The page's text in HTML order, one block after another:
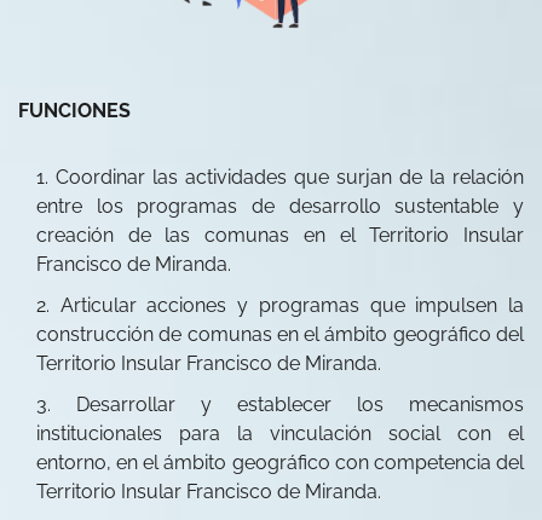
FUNCIONES
Coordinar las actividades que surjan de la relación
entre los programas de desarrollo sustentable y
creación de las comunas en el Territorio Insular
Francisco de Miranda.
Articular acciones y programas que impulsen la
construcción de comunas en el ámbito geográfico del
Territorio Insular Francisco de Miranda.
Desarrollar y establecer los mecanismos
institucionales para la vinculación social con el
entorno, en el ámbito geográfico con competencia del
Territorio Insular Francisco de Miranda.